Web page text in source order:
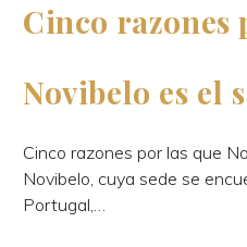
Cinco razones
Novibelo es el
Cinco razones por las que
Novibelo, cuya sede se
Portugal,…